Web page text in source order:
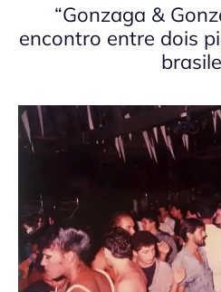
“Gonzaga &
encontro entre dois